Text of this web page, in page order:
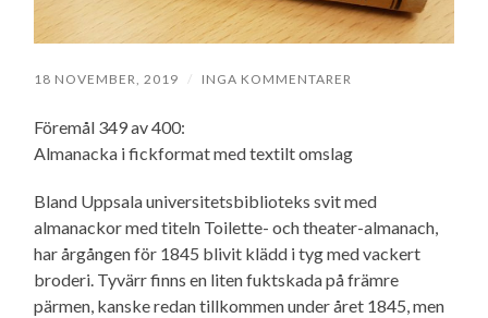
18 NOVEMBER, 2019 / INGA KOMMENTARER
Föremål 349 av 400:
Almanacka i fickformat med textilt omslag
Bland Uppsala universitetsbiblioteks svit med
almanackor med titeln Toilette- och theater-almanach,
har årgången för 1845 blivit klädd i tyg med vackert
broderi. Tyvärr finns en liten fuktskada på främre
pärmen, kanske redan tillkommen under året 1845, men